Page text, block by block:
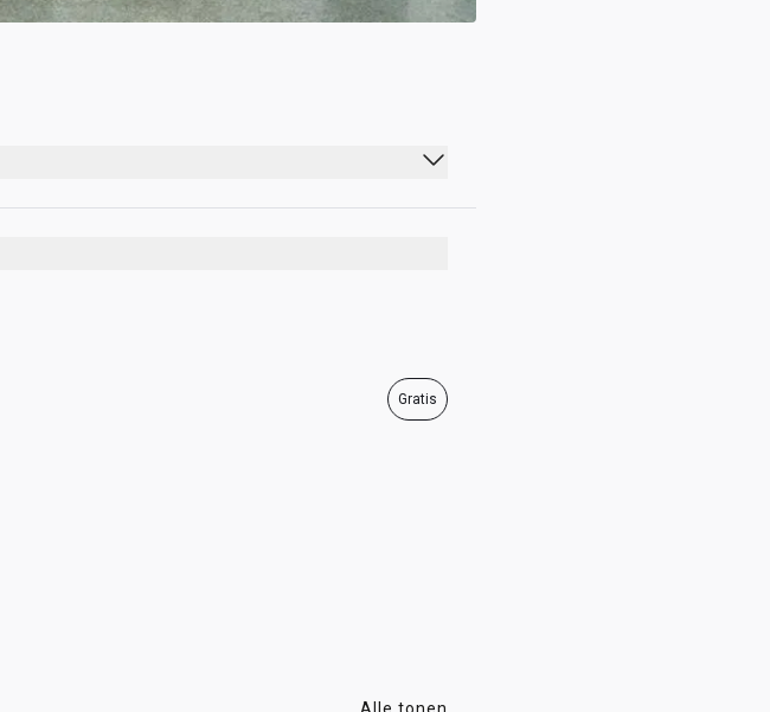
07:00 - 17:00
07:00 - 17:00
Gratis